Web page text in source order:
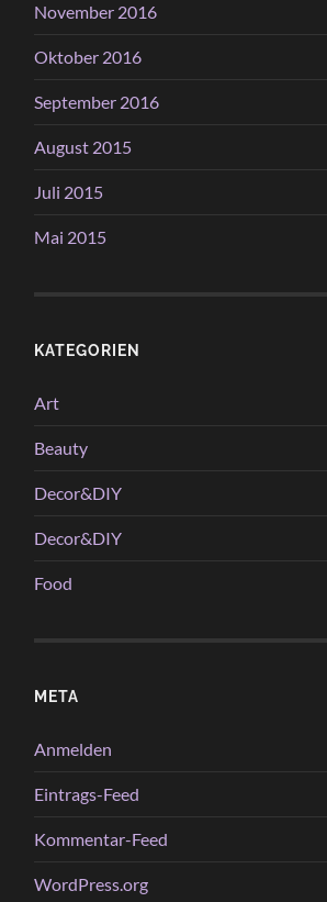
November 2016
Oktober 2016
September 2016
August 2015
Juli 2015
Mai 2015
KATEGORIEN
Art
Beauty
Decor&DIY
Decor&DIY
Food
META
Anmelden
Eintrags-Feed
Kommentar-Feed
WordPress.org